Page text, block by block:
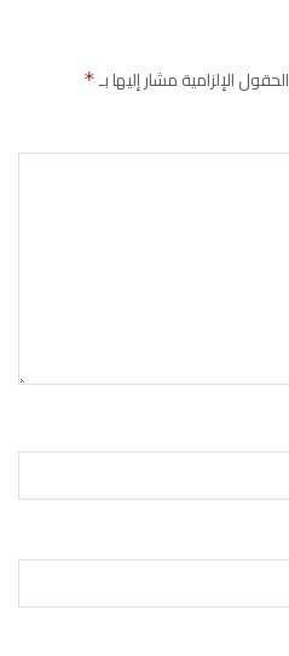
الحقول الإلزامية مشار إليها بـ*